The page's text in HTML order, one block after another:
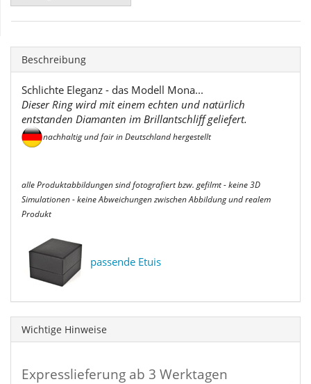
Beschreibung
Schlichte Eleganz - das Modell Mona...
Dieser Ring wird mit einem echten und natürlich
entstanden Diamanten im Brillantschliff geliefert.
nachhaltig und fair in Deutschland hergestellt
alle Produktabbildungen sind fotografiert bzw. gefilmt - keine 3D
Simulationen - keine Abweichungen zwischen Abbildung und realem
Produkt
passende Etuis
Wichtige Hinweise
Expresslieferung ab 3 Werktagen